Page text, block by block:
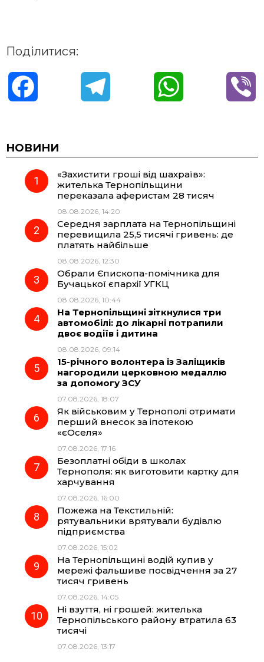
Поділитися:
c
e
o
k
e
r
a
t
A
НОВИНИ
«Захистити гроші від шахраїв»:
жителька Тернопільщини
переказала аферистам 28 тисяч
08.08.2026, 14:20
Середня зарплата на Тернопільщині
перевищила 25,5 тисячі гривень: де
платять найбільше
08.08.2026, 12:30
Обрали Єпископа-помічника для
Бучацької єпархії УГКЦ
08.08.2026, 10:44
На Тернопільщині зіткнулися три
автомобілі: до лікарні потрапили
двоє водіїв і дитина
08.08.2026, 09:14
15-річного волонтера із Заліщиків
нагородили церковною медаллю
за допомогу ЗСУ
07.08.2026, 18:07
Як військовим у Тернополі отримати
перший внесок за іпотекою
«єОселя»
07.08.2026, 17:16
Безоплатні обіди в школах
Тернополя: як виготовити картку для
харчування
07.08.2026, 16:00
Пожежа на Текстильній:
рятувальники врятували будівлю
підприємства
07.08.2026, 15:02
На Тернопільщині водій купив у
мережі фальшиве посвідчення за 27
тисяч гривень
07.08.2026, 14:05
Ні взуття, ні грошей: жителька
Тернопільського району втратила 63
тисячі
07.08.2026, 13:17